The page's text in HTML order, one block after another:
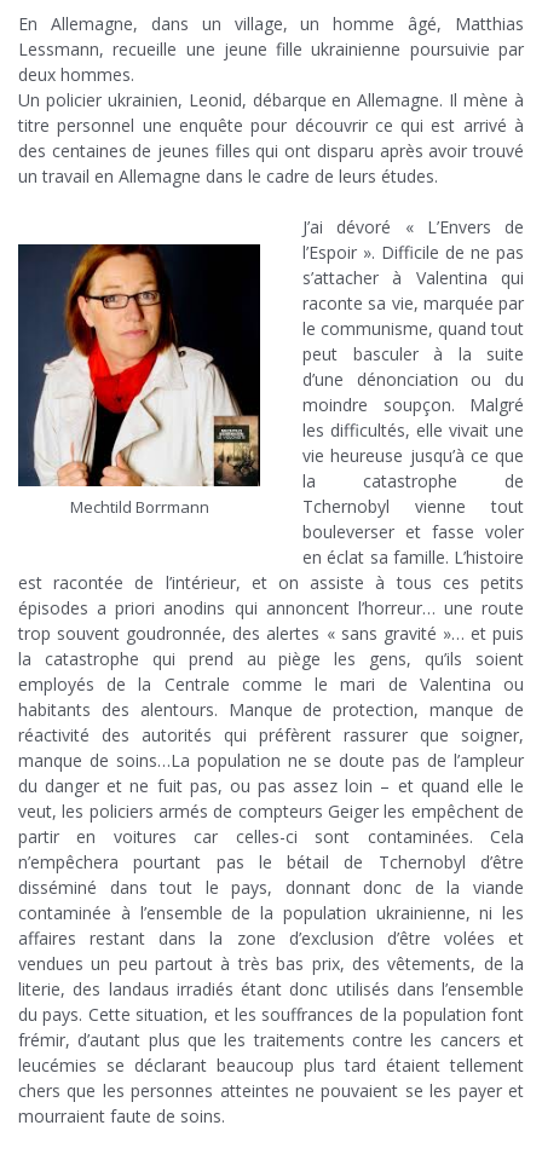
En Allemagne, dans un village, un homme âgé, Matthias
Lessmann, recueille une jeune fille ukrainienne poursuivie par
deux hommes.
Un policier ukrainien, Leonid, débarque en Allemagne. Il mène à
titre personnel une enquête pour découvrir ce qui est arrivé à
des centaines de jeunes filles qui ont disparu après avoir trouvé
un travail en Allemagne dans le cadre de leurs études.
Mechtild Borrmann
J’ai dévoré « L’Envers de
l’Espoir ». Difficile de ne pas
s’attacher à Valentina qui
raconte sa vie, marquée par
le communisme, quand tout
peut basculer à la suite
d’une dénonciation ou du
moindre soupçon. Malgré
les difficultés, elle vivait une
vie heureuse jusqu’à ce que
la catastrophe de
Tchernobyl vienne tout
bouleverser et fasse voler
en éclat sa famille. L’histoire
est racontée de l’intérieur, et on assiste à tous ces petits
épisodes a priori anodins qui annoncent l’horreur… une route
trop souvent goudronnée, des alertes « sans gravité »… et puis
la catastrophe qui prend au piège les gens, qu’ils soient
employés de la Centrale comme le mari de Valentina ou
habitants des alentours. Manque de protection, manque de
réactivité des autorités qui préfèrent rassurer que soigner,
manque de soins…La population ne se doute pas de l’ampleur
du danger et ne fuit pas, ou pas assez loin – et quand elle le
veut, les policiers armés de compteurs Geiger les empêchent de
partir en voitures car celles-ci sont contaminées. Cela
n’empêchera pourtant pas le bétail de Tchernobyl d’être
disséminé dans tout le pays, donnant donc de la viande
contaminée à l’ensemble de la population ukrainienne, ni les
affaires restant dans la zone d’exclusion d’être volées et
vendues un peu partout à très bas prix, des vêtements, de la
literie, des landaus irradiés étant donc utilisés dans l’ensemble
du pays. Cette situation, et les souffrances de la population font
frémir, d’autant plus que les traitements contre les cancers et
leucémies se déclarant beaucoup plus tard étaient tellement
chers que les personnes atteintes ne pouvaient se les payer et
mourraient faute de soins.